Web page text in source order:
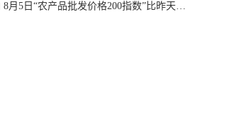
8月5日“农产品批发价格200指数”比昨天上升0.07个点